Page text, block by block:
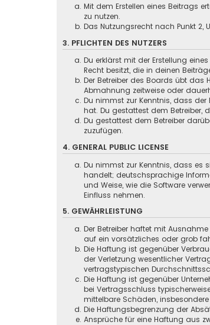
Mit dem Erstellen eines Beitrags
zu nutzen.
Das Nutzungsrecht nach Punkt
3. PFLICHTEN DES NUTZERS
Du erklärst mit der Erstellung
Recht besitzt, die in deinen
Der Betreiber des Boards übt das
Abmahnung zeitweise oder
Du nimmst zur Kenntnis, dass
hat. Du gestattest dem Betreiber,
Du gestattest dem Betreiber
zuzufügen.
4. GENERAL PUBLIC LICENSE
Du nimmst zur Kenntnis, dass es
handelt; deutschsprachige
und Weise, wie die Software
Einfluss nehmen.
5. GEWÄHRLEISTUNG
Der Betreiber haftet mit
auf ein vorsätzliches oder grob
Die Haftung ist gegenüber
der Verletzung wesentlicher
vertragstypischen
Die Haftung ist gegenüber
bei Vertragsschluss
mittelbare Schäden,
Die Haftungsbegrenzung der
Ansprüche für eine Haftung aus